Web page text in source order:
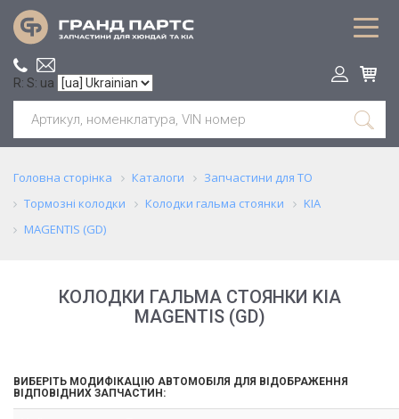
R: S: ua
Головна сторінка Каталоги
Запчастини для ТО
Тормозні колодки
Колодки гальма стоянки
KIA
MAGENTIS (GD)
КОЛОДКИ ГАЛЬМА СТОЯНКИ KIA
MAGENTIS (GD)
ВИБЕРІТЬ МОДИФІКАЦІЮ АВТОМОБІЛЯ ДЛЯ ВІДОБРАЖЕННЯ
ВІДПОВІДНИХ ЗАПЧАСТИН: